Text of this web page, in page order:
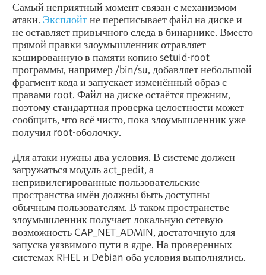
Самый неприятный момент связан с механизмом
атаки. Эксплойтне переписывает файл на диске и
не оставляет привычного следа в бинарнике. Вместо
прямой правки злоумышленник отравляет
кэшированную в памяти копию setuid-root
программы, например /bin/su, добавляет небольшой
фрагмент кода и запускает изменённый образ с
правами root. Файл на диске остаётся прежним,
поэтому стандартная проверка целостности может
сообщить, что всё чисто, пока злоумышленник уже
получил root-оболочку.
Для атаки нужны два условия. В системе должен
загружаться модуль act_pedit, а
непривилегированные пользовательские
пространства имён должны быть доступны
обычным пользователям. В таком пространстве
злоумышленник получает локальную сетевую
возможность CAP_NET_ADMIN, достаточную для
запуска уязвимого пути в ядре. На проверенных
системах RHEL и Debian оба условия выполнялись.